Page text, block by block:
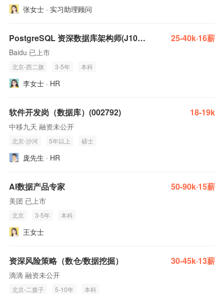
张女士 · 实习助理顾问
PostgreSQL 资深数据库架构师(J100946) 25-40k·16薪
Baidu 已上市
北京-西二旗 3-5年 本科
李女士 · HR
软件开发岗（数据库）(002792) 18-19k
中移九天 融资未公开
北京-沙河 5年以上 硕士
庞先生 · HR
AI数据产品专家 50-90k·15薪
美团 已上市
北京 3-5年 本科
王女士
资深风险策略（数仓/数据挖掘） 30-45k·13薪
滴滴 融资未公开
北京-二拨子 5-10年 本科